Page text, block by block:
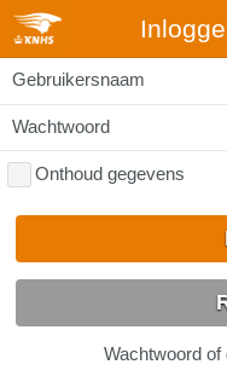
Gebruikersnaam
Wachtwoord
Onthoud gegevens
Wachtwoord